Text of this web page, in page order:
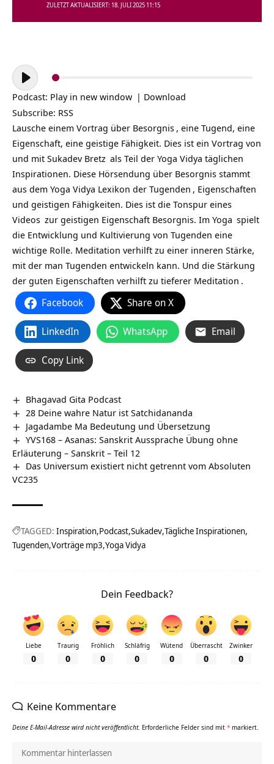
ZULETZT AKTUALISIERT: 18. JULI 2025 11:15
Audio-
Player
Podcast: Play in new window | Download
Subscribe: RSS
Lausche einem Vortrag über Besorgnis , eine Tugend, eine
Eigenschaft, eine geistige Fähigkeit. Dies ist ein Vortrag von
und mit Sukadev Bretz als Teil der Yoga Vidya täglichen
Inspirationen. Diese Hörsendung über Besorgnis stammt
aus dem Yoga Vidya Lexikon der Tugenden , Eigenschaften
und geistigen Fähigkeiten. Dies ist die Tonspur eines
Videos zur geistigen Eigenschaft Besorgnis. Im Yoga spielt
die Entwicklung und Kultivierung von Tugenden eine
wichtige Rolle. Meditation verhilft zu einer inneren Stärke,
mit der man Tugenden entwickeln kann. Und die Stärkung
der guten Eigenschaften verhilft zu tieferer Meditation .
Facebook Share on X
LinkedIn WhatsApp Email
Copy Link
Bhagavad Gita Podcast
28 Deine wahre Natur ist Satchidananda
Jagadambe Ma Bedeutung und Übersetzung
YVS168 – Asanas: Sanskrit Aussprache Übung ohne
Erläuterung – Sanskrit – Teil 12
Das Universum existiert nicht getrennt vom Absoluten
VC235
TAGGED: Inspiration Podcast Sukadev Tägliche Inspirationen
Tugenden Vorträge mp3 Yoga Vidya
Dein Feedback?
Liebe
0
Traurig
0
Fröhlich
0
Schläfrig
0
Wütend
0
Überrascht
0
Zwinker
0
Keine Kommentare
Deine E-Mail-Adresse wird nicht veröffentlicht. Erforderliche Felder sind mit * markiert.